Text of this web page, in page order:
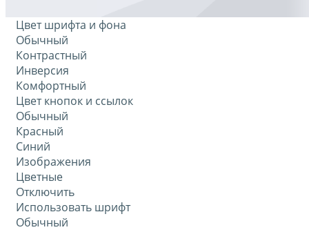
Цвет шрифта и фона
Обычный
Контрастный
Инверсия
Комфортный
Цвет кнопок и ссылок
Обычный
Красный
Синий
Изображения
Цветные
Отключить
Использовать шрифт
Обычный